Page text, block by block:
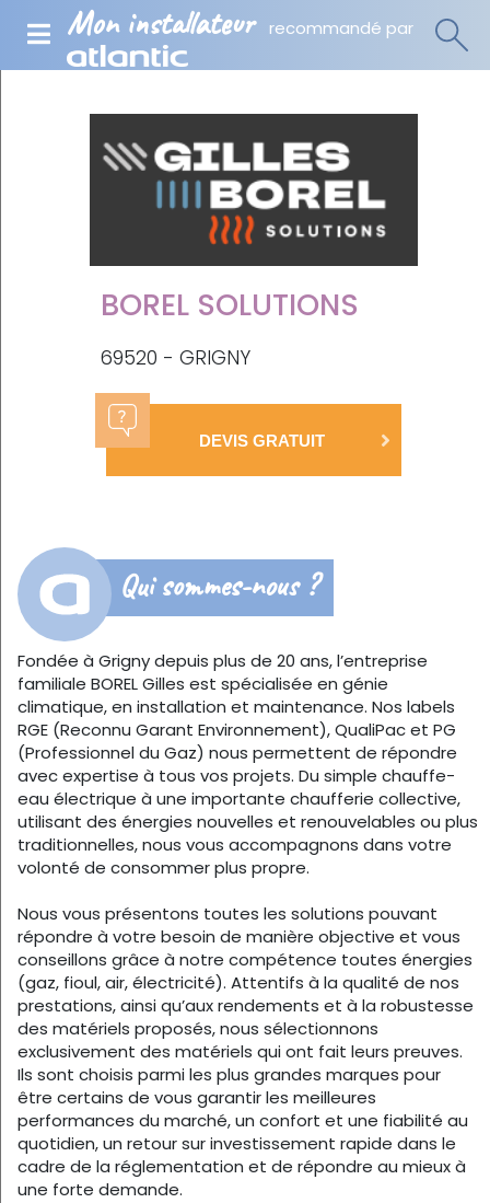
Mon installateur recommandé par
BOREL SOLUTIONS
69520 - GRIGNY
DEVIS GRATUIT
Qui sommes-nous ?
Fondée à Grigny depuis plus de 20 ans, l’entreprise
familiale BOREL Gilles est spécialisée en génie
climatique, en installation et maintenance. Nos labels
RGE (Reconnu Garant Environnement), QualiPac et PG
(Professionnel du Gaz) nous permettent de répondre
avec expertise à tous vos projets. Du simple chauffe-
eau électrique à une importante chaufferie collective,
utilisant des énergies nouvelles et renouvelables ou plus
traditionnelles, nous vous accompagnons dans votre
volonté de consommer plus propre.
Nous vous présentons toutes les solutions pouvant
répondre à votre besoin de manière objective et vous
conseillons grâce à notre compétence toutes énergies
(gaz, fioul, air, électricité). Attentifs à la qualité de nos
prestations, ainsi qu’aux rendements et à la robustesse
des matériels proposés, nous sélectionnons
exclusivement des matériels qui ont fait leurs preuves.
Ils sont choisis parmi les plus grandes marques pour
être certains de vous garantir les meilleures
performances du marché, un confort et une fiabilité au
quotidien, un retour sur investissement rapide dans le
cadre de la réglementation et de répondre au mieux à
une forte demande.